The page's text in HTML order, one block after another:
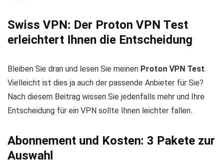
Swiss VPN: Der Proton VPN Test
erleichtert Ihnen die Entscheidung
Bleiben Sie dran und lesen Sie meinen Proton VPN Test.
Vielleicht ist dies ja auch der passende Anbieter für Sie?
Nach diesem Beitrag wissen Sie jedenfalls mehr und Ihre
Entscheidung für ein VPN sollte Ihnen leichter fallen.
Abonnement und Kosten: 3 Pakete zur
Auswahl